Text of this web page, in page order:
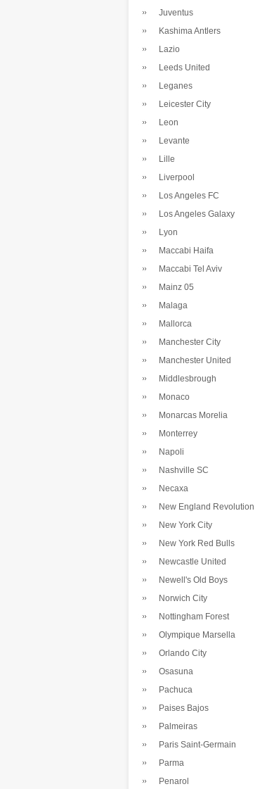
Juventus
Kashima Antlers
Lazio
Leeds United
Leganes
Leicester City
Leon
Levante
Lille
Liverpool
Los Angeles FC
Los Angeles Galaxy
Lyon
Maccabi Haifa
Maccabi Tel Aviv
Mainz 05
Malaga
Mallorca
Manchester City
Manchester United
Middlesbrough
Monaco
Monarcas Morelia
Monterrey
Napoli
Nashville SC
Necaxa
New England Revolution
New York City
New York Red Bulls
Newcastle United
Newell's Old Boys
Norwich City
Nottingham Forest
Olympique Marsella
Orlando City
Osasuna
Pachuca
Paises Bajos
Palmeiras
Paris Saint-Germain
Parma
Penarol